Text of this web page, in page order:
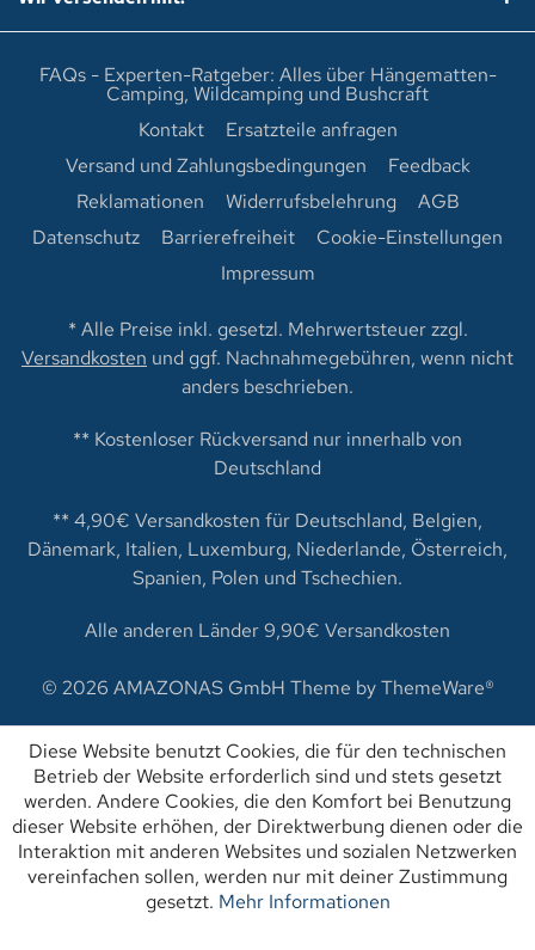
FAQs - Experten-Ratgeber: Alles über Hängematten-
Camping, Wildcamping und Bushcraft
Kontakt
Ersatzteile anfragen
Versand und Zahlungsbedingungen
Feedback
Reklamationen
Widerrufsbelehrung
AGB
Datenschutz
Barrierefreiheit
Cookie-Einstellungen
Impressum
* Alle Preise inkl. gesetzl. Mehrwertsteuer zzgl.
Versandkosten und ggf. Nachnahmegebühren, wenn nicht
anders beschrieben.
** Kostenloser Rückversand nur innerhalb von
Deutschland
** 4,90€ Versandkosten für Deutschland, Belgien,
Dänemark, Italien, Luxemburg, Niederlande, Österreich,
Spanien, Polen und Tschechien.
Alle anderen Länder 9,90€ Versandkosten
© 2026 AMAZONAS GmbH Theme byThemeWare®
Diese Website benutzt Cookies, die für den technischen
Betrieb der Website erforderlich sind und stets gesetzt
werden. Andere Cookies, die den Komfort bei Benutzung
dieser Website erhöhen, der Direktwerbung dienen oder die
Interaktion mit anderen Websites und sozialen Netzwerken
vereinfachen sollen, werden nur mit deiner Zustimmung
gesetzt. Mehr Informationen